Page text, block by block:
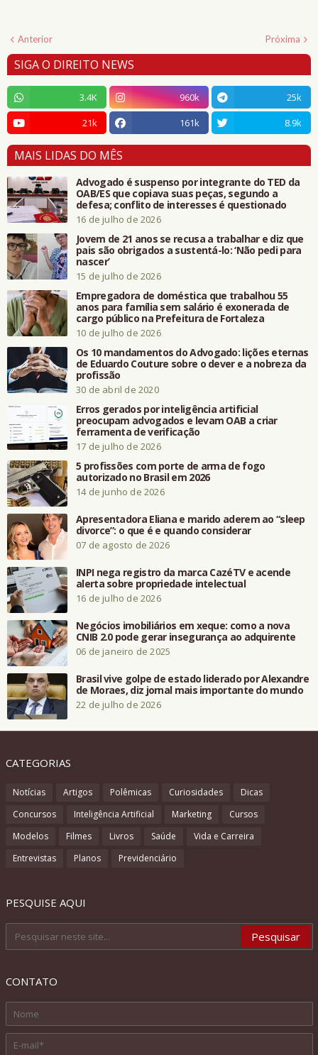
Anterior Próxima
SIGA O DIREITO NEWS
3.4K 960k
25k
21k
161k 8.9k
MAIS LIDAS DO MÊS
Advogado é suspenso por integrante do TED da
OAB/ES que copiava suas peças, segundo a
defesa; conflito de interesses é questionado
16 de julho de 2026
Jovem de 21 anos se recusa a trabalhar e diz que
pais são obrigados a sustentá-lo: ‘Não pedi para
nascer’
15 de julho de 2026
Empregadora de doméstica que trabalhou 55
anos para família sem salário é exonerada de
cargo público na Prefeitura de Fortaleza
10 de julho de 2026
Os 10 mandamentos do Advogado: lições eternas
de Eduardo Couture sobre o dever e a nobreza da
profissão
30 de abril de 2020
Erros gerados por inteligência artificial
preocupam advogados e levam OAB a criar
ferramenta de verificação
17 de julho de 2026
5 profissões com porte de arma de fogo
autorizado no Brasil em 2026
14 de junho de 2026
Apresentadora Eliana e marido aderem ao “sleep
divorce”: o que é e quando considerar
07 de agosto de 2026
INPI nega registro da marca CazéTV e acende
alerta sobre propriedade intelectual
16 de julho de 2026
Negócios imobiliários em xeque: como a nova
CNIB 2.0 pode gerar insegurança ao adquirente
06 de janeiro de 2025
Brasil vive golpe de estado liderado por Alexandre
de Moraes, diz jornal mais importante do mundo
22 de julho de 2026
CATEGORIAS
Notícias Artigos Polêmicas Curiosidades
Dicas
Concursos
Inteligência Artificial Marketing
Cursos
Modelos
Filmes Livros Saúde
Vida e Carreira
Entrevistas
Planos Previdenciário
PESQUISE AQUI
CONTATO